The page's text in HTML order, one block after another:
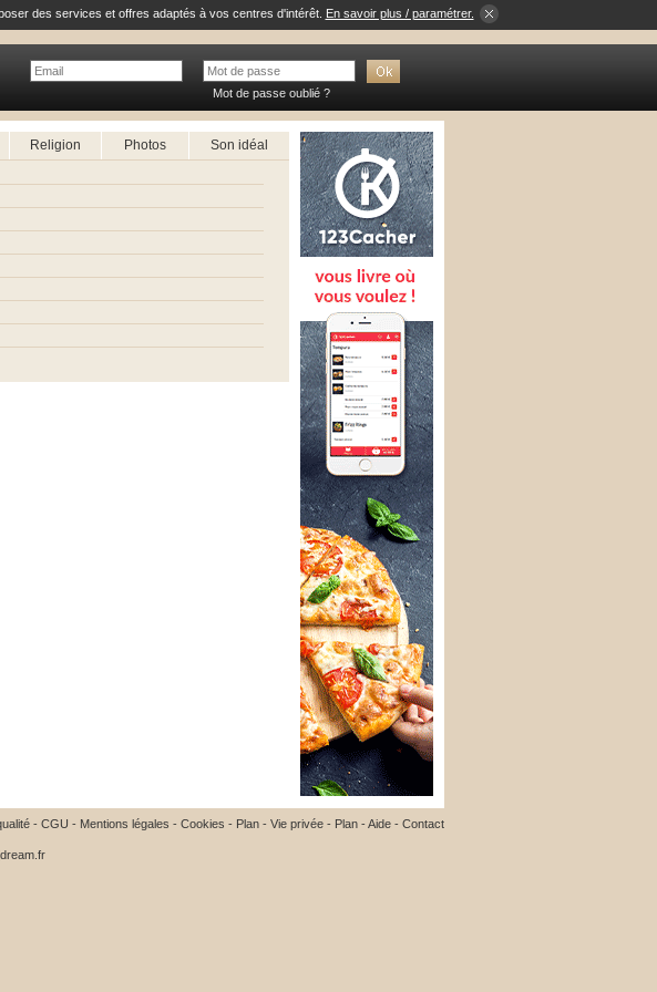
des services et offres adaptés à vos centres d'intérêt. En savoir plus / paramétrer.
Mot de passe oublié ?
Religion Photos Son idéal
- CGU - Mentions légales - Cookies - Plan - Vie privée - Plan -Aide - Contact